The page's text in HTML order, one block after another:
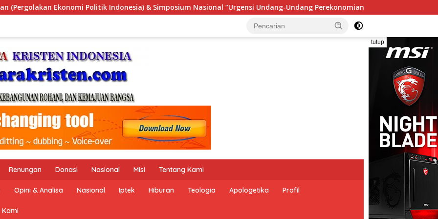
Nasional “Urgensi Undang-Undang Perekonomian Nasional dan Kesejahteraan Sosial dalam Menata Bangsa Menuju
tutup
Renungan Donasi Nasional Misi Tentang Kami
Opini & Analisa Nasional Iptek Hiburan Teologia Apologetika Profil
Kami